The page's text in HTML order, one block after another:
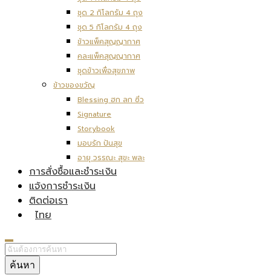
ชุด 2 กิโลกรัม 4 ถุง
ชุด 5 กิโลกรัม 4 ถุง
ข้าวแพ็คสุญญากาศ
คละแพ็คสุญญากาศ
ชุดข้าวเพื่อสุขภาพ
ข้าวของขวัญ
Blessing ฮก ลก ซิ่ว
Signature
Storybook
มอบรัก ปันสุข
อายุ วรรณะ สุขะ พละ
การสั่งซื้อและชำระเงิน
แจ้งการชำระเงิน
ติดต่อเรา
ไทย
ค้นหา